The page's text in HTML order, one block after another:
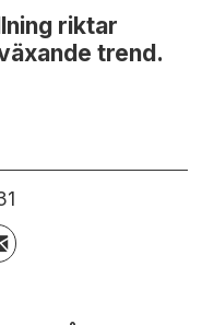
riktar
trend.